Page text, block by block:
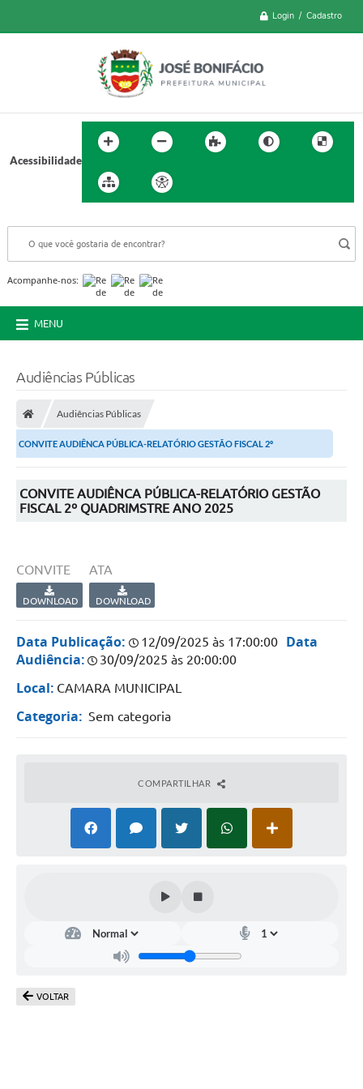
Login / Cadastro
Acessibilidade
Acompanhe-nos:
MENU
Audiências Públicas
Audiências Públicas
CONVITE AUDIÊNCA PÚBLICA-RELATÓRIO GESTÃO FISCAL 2º
CONVITE AUDIÊNCA PÚBLICA-RELATÓRIO GESTÃO
FISCAL 2º QUADRIMSTRE ANO 2025
CONVITE
DOWNLOAD
ATA
DOWNLOAD
Data Publicação: 12/09/2025 às 17:00:00
Data
Audiência:
30/09/2025 às 20:00:00
Local: CAMARA MUNICIPAL
Categoria: Sem categoria
COMPARTILHAR
VOLTAR